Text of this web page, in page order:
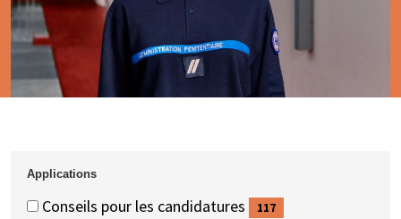
Applications
Applications
Applications
Conseils pour les candidatures
117